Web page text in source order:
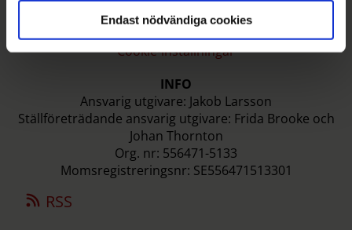
Endast nödvändiga cookies
Webmaster
Integritetspolicy
Cookie-inställningar
INFO
Ansvarig utgivare: Jakob Larsson
Ställföreträdande ansvarig utgivare: Frida Brooke och
Johan Thornton
Org. nr: 556471-5133
Momsregistreringsnr: SE556471513301
RSS